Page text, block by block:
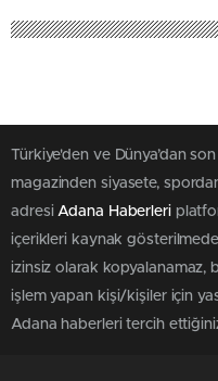
Türkiye'den ve Dünya’dan
magazinden siyasete,
adresiAdana Haberleri
içerikleri kaynak
izinsiz olarak kopyalanamaz,
işlem yapan kişi/kişiler için
Adana haberleri tercih